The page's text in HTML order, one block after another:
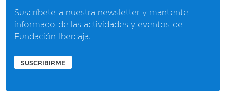
Suscríbete a nuestra newsletter y mantente
informado de las actividades y eventos de
Fundación Ibercaja.
SUSCRIBIRME